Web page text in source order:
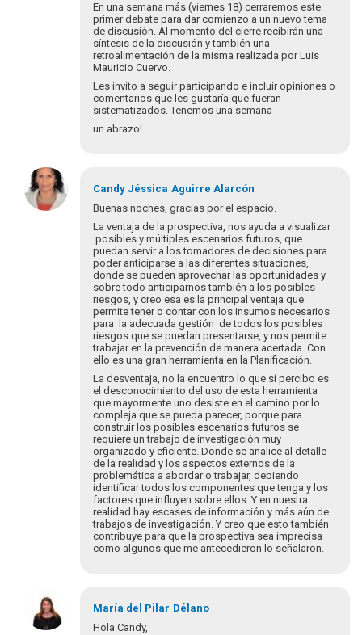
jespinosa@dnp.gov.co
En una semana más (viernes 18) cerraremos este
primer debate para dar comienzo a un nuevo tema
de discusión. Al momento del cierre recibirán una
síntesis de la discusión y también una
retroalimentación de la misma realizada por Luis
Mauricio Cuervo.
Les invito a seguir participando e incluir opiniones o
comentarios que les gustaría que fueran
sistematizados. Tenemos una semana
un abrazo!
Candy Jéssica Aguirre Alarcón
Buenas noches, gracias por el espacio.
La ventaja de la prospectiva, nos ayuda a visualizar
posibles y múltiples escenarios futuros, que
puedan servir a los tomadores de decisiones para
poder anticiparse a las diferentes situaciones,
donde se pueden aprovechar las oportunidades y
sobre todo anticiparnos también a los posibles
riesgos, y creo esa es la principal ventaja que
permite tener o contar con los insumos necesarios
para la adecuada gestión de todos los posibles
riesgos que se puedan presentarse, y nos permite
trabajar en la prevención de manera acertada. Con
ello es una gran herramienta en la Planificación.
La desventaja, no la encuentro lo que sí percibo es
el desconocimiento del uso de esta herramienta
que mayormente uno desiste en el camino por lo
compleja que se pueda parecer, porque para
construir los posibles escenarios futuros se
requiere un trabajo de investigación muy
organizado y eficiente. Donde se analice al detalle
de la realidad y los aspectos externos de la
problemática a abordar o trabajar, debiendo
identificar todos los componentes que tenga y los
factores que influyen sobre ellos. Y en nuestra
realidad hay escases de información y más aún de
trabajos de investigación. Y creo que esto también
contribuye para que la prospectiva sea imprecisa
como algunos que me antecedieron lo señalaron.
María del Pilar Délano
Hola Candy,